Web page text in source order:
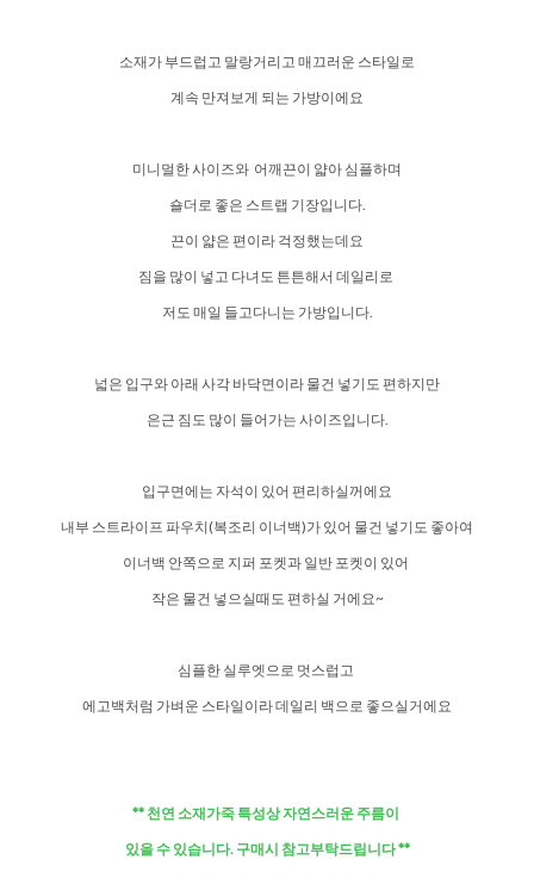
소재가 부드럽고 말랑거리고 매끄러운 스타일로
계속 만져보게 되는 가방이에요
미니멀한 사이즈와 어깨끈이 얇아 심플하며
숄더로 좋은 스트랩 기장입니다.
끈이 얇은 편이라 걱정했는데요
짐을 많이 넣고 다녀도 튼튼해서 데일리로
저도 매일 들고다니는 가방입니다.
넓은 입구와 아래 사각 바닥면이라 물건 넣기도 편하지만
은근 짐도 많이 들어가는 사이즈입니다.
입구면에는 자석이 있어 편리하실꺼에요
내부 스트라이프 파우치(복조리 이너백)가 있어 물건 넣기도 좋아여
이너백 안쪽으로 지퍼 포켓과 일반 포켓이 있어
작은 물건 넣으실때도 편하실 거에요~
심플한 실루엣으로 멋스럽고
에고백처럼 가벼운 스타일이라 데일리 백으로 좋으실거에요
** 천연 소재가죽 특성상 자연스러운 주름이
있을 수 있습니다. 구매시 참고부탁드립니다 **